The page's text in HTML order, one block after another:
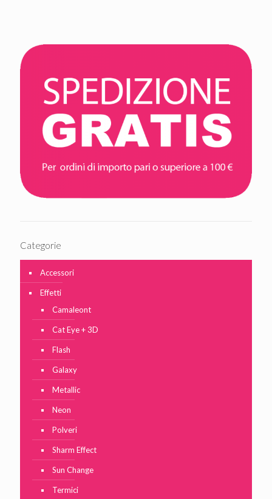
Categorie
Accessori
Effetti
Camaleont
Cat Eye + 3D
Flash
Galaxy
Metallic
Neon
Polveri
Sharm Effect
Sun Change
Termici